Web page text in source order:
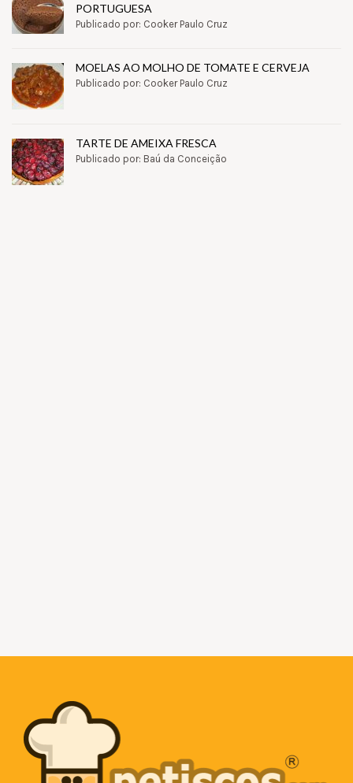
PORTUGUESA
Publicado por: Cooker Paulo Cruz
MOELAS AO MOLHO DE TOMATE E CERVEJA
Publicado por: Cooker Paulo Cruz
TARTE DE AMEIXA FRESCA
Publicado por: Baú da Conceição